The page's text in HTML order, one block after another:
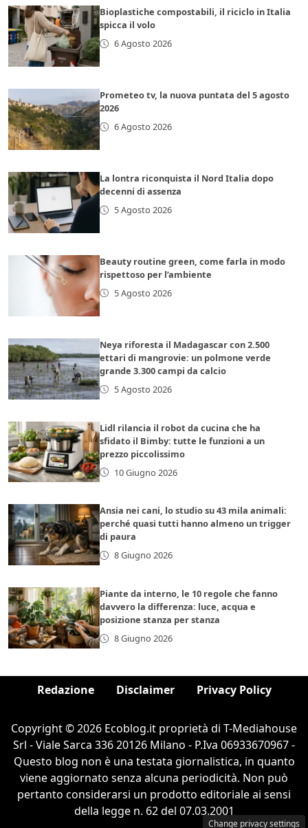
Bioplastiche compostabili, il riciclo in Italia
spicca il volo
6 Agosto 2026
Prometeo tv, la nuova puntata del 5 agosto
2026
6 Agosto 2026
La lontra riconquista il Nord Italia dopo
decenni di assenza
5 Agosto 2026
Beauty routine green, come farla in modo
rispettoso per l’ambiente
5 Agosto 2026
Neya riforesta il Madagascar con 2.500
ettari di mangrovie: un polmone verde
grande 3.300 campi da calcio
5 Agosto 2026
Lidl rilancia il robot da cucina che ha
sfidato il Bimby: tutte le funzioni a un
prezzo piccolissimo
10 Giugno 2026
Ansia nei cani, lo studio su 43 mila animali:
perché quasi tutti hanno almeno un trigger
di paura
8 Giugno 2026
Piante da interno, le 10 regole che fanno
davvero la differenza: luce, acqua e
posizione stanza per stanza
8 Giugno 2026
Redazione Disclaimer Privacy Policy
Copyright © 2026 Ecoblog.it proprietà di T-Mediahouse
Srl - Viale Sarca 336 20126 Milano - P.Iva 06933670967 -
Questo blog non è una testata giornalistica, in quanto
viene aggiornato senza alcuna periodicità. Non può
pertanto considerarsi un prodotto editoriale ai sensi
della legge n. 62 del 07.03.2001
Change privacy settings